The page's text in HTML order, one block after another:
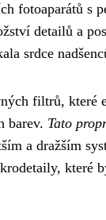
fotoaparátů s
detailů a
srdce
filtrů, které
barev. Tato
a dražším
které